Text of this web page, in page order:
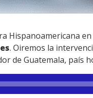
Hispanoamericana
. Oiremos la
de Guatemala, país